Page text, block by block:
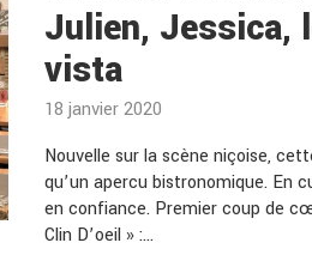
Julien, Jessica,
vista
18 janvier 2020
Nouvelle sur la scène niçoise,
qu’un apercu bistronomique. En
en confiance. Premier coup de
Clin D’oeil » :…